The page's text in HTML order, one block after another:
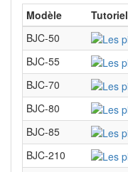
Modèle
Tutoriel
BJC-50
BJC-55
BJC-70
BJC-80
BJC-85
BJC-210